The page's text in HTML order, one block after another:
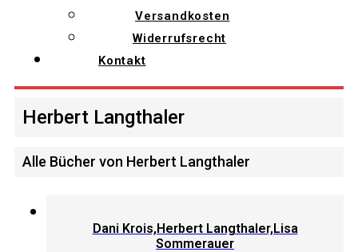
Versandkosten
Widerrufsrecht
Kontakt
Herbert Langthaler
Alle Bücher von Herbert Langthaler
Dani Krois,Herbert Langthaler,Lisa
Sommerauer